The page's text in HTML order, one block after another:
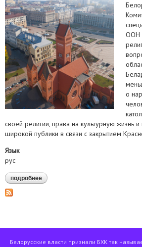
ООН
о
своей религии, права на культурную жизнь
широкой публики в связи с закрытием
Язык
рус
подробнее о обратились в спецпроцедуры
красного костела
Белорусские власти признали БХК так